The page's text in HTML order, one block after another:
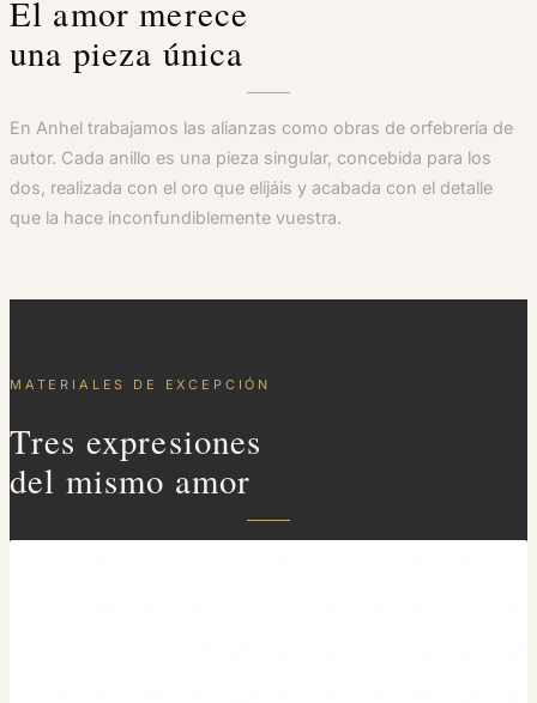
El amor merece
una pieza única
En Anhel trabajamos las alianzas como obras de orfebrería de
autor. Cada anillo es una pieza singular, concebida para los
dos, realizada con el oro que elijáis y acabada con el detalle
que la hace inconfundiblemente vuestra.
MATERIALES DE EXCEPCIÓN
Tres expresiones
del mismo amor